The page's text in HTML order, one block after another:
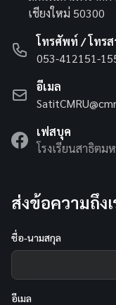
เชียงใหม่ 50300
โทรศัพท์ / โทรส
053-412151-
อีเมล
เฟสบุค
โรงเรียนสาธิตม
ส่งข้อความถึงเ
ชื่อ-นามสกุล
อีเมล